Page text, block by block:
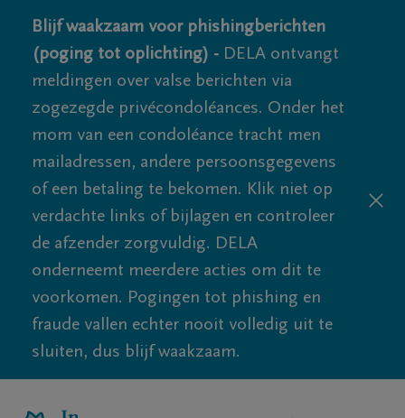
Blijf waakzaam voor phishingberichten
(poging tot oplichting) - DELA ontvangt
meldingen over valse berichten via
zogezegde privécondoléances. Onder het
mom van een condoléance tracht men
mailadressen, andere persoonsgegevens
of een betaling te bekomen. Klik niet op
verdachte links of bijlagen en controleer
de afzender zorgvuldig. DELA
onderneemt meerdere acties om dit te
voorkomen. Pogingen tot phishing en
fraude vallen echter nooit volledig uit te
sluiten, dus blijf waakzaam.